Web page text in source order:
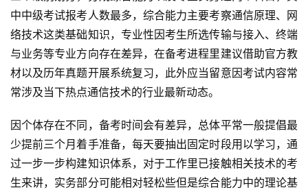
中中级考试报考人数最多，综合能力主要考察通信原理、网
络技术这类基础知识，专业性因考生所选传输与接入、终端
与业务等专业方向存在差异，在备考进程里建议借助官方教
材以及历年真题开展系统复习，此外应当留意因考试内容常
常涉及当下热点通信技术的行业最新动态。
因个体存在不同，备考时间会有差异，总体平常一般提倡最
少提前三个月着手准备，每天要抽出固定时段用以学习，通
过一步一步构建知识体系，对于工作里已接触相关技术的考
生来讲，实务部分可能相对轻松些但是综合能力中的理论基